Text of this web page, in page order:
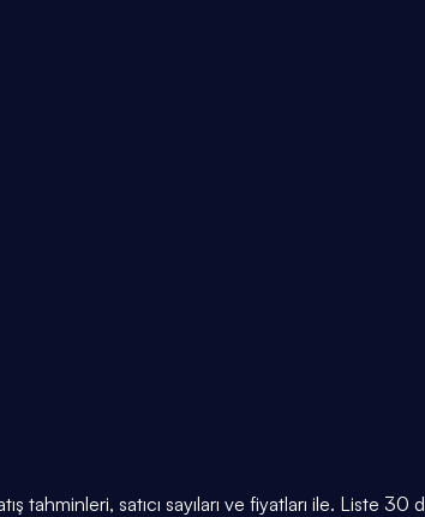
tahminleri, satıcı sayıları ve fiyatları ile. Liste